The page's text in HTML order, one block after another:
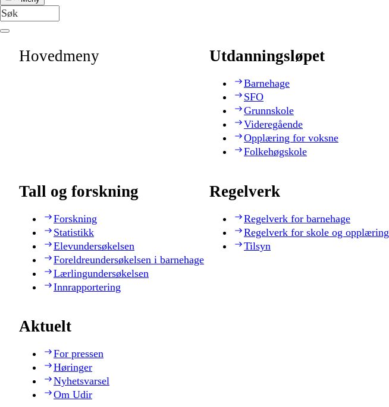
Hovedmeny Utdanningsløpet
Barnehage
SFO
Grunnskole
Videregående
Opplæring for voksne
Folkehøgskole
Tall og forskning
Forskning
Statistikk
Elevundersøkelsen
Foreldreundersøkelsen i barnehage
Lærlingundersøkelsen
Innrapportering
Regelverk
Regelverk for barnehage
Regelverk for skole og opplæring
Tilsyn
Aktuelt
For pressen
Høringer
Nyhetsvarsel
Om Udir